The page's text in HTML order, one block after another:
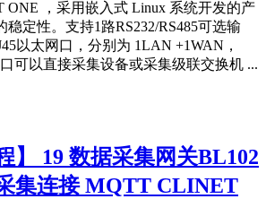
ONE ，采用嵌入式 Linux 系统开发的产
稳定性。支持1路RS232/RS485可选输
以太网口，分别为 1LAN +1WAN，
可以直接采集设备或采集级联交换机 ...
】 19 数据采集网关BL102
集连接 MQTT CLINET